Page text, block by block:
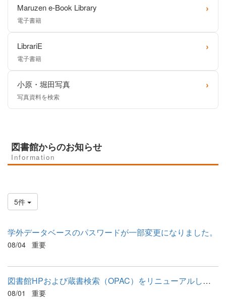
Maruzen e-Book Library ›
電子書籍
LibrariE ›
電子書籍
小原・堀田写真 ›
写真資料を検索
図書館からのお知らせ
Information
5件
学外データベースのパスワードが一部変更になりました。
08/04 重要
図書館HPおよび蔵書検索（OPAC）をリニューアルしました
08/01 重要